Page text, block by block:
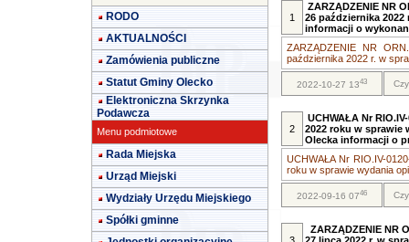
RODO
AKTUALNOŚCI
Zamówienia publiczne
Statut Gminy Olecko
Elektroniczna Skrzynka
Podawcza
Menu podmiotowe
Rada Miejska
Urząd Miejski
Wydziały Urzędu Miejskiego
Spółki gminne
1
ZARZĄDZENIE NR
26 października
informacji o
ZARZĄDZENIE NR
października 2022 r. w
2022-10-27 1343
2
UCHWAŁA Nr
2022 roku w sprawie
Olecka informacji o
UCHWAŁA Nr RIO.IV-
roku w sprawie wydania
2022-09-16 0746
ZARZĄDZENIE NR